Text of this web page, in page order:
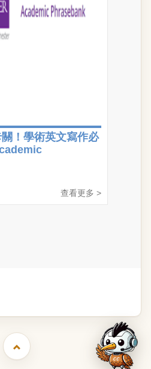
！學術英文寫作必
查看更多 >